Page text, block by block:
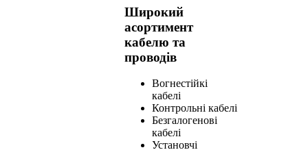
Широкий
асортимент
кабелю та
проводів
Вогнестійкі
кабелі
Контрольні кабелі
Безгалогенові
кабелі
Установчі